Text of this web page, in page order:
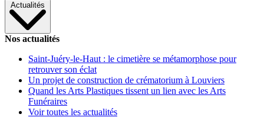
Actualités
Nos actualités
Saint-Juéry-le-Haut : le cimetière se métamorphose pour
retrouver son éclat
Un projet de construction de crématorium à Louviers
Quand les Arts Plastiques tissent un lien avec les Arts
Funéraires
Voir toutes les actualités